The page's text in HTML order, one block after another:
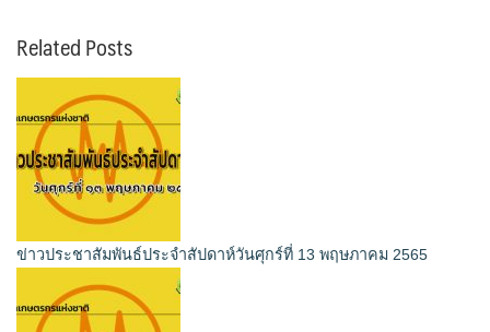
Related Posts
ข่าวประชาสัมพันธ์ประจำสัปดาห์วันศุกร์ที่ 13 พฤษภาคม 2565